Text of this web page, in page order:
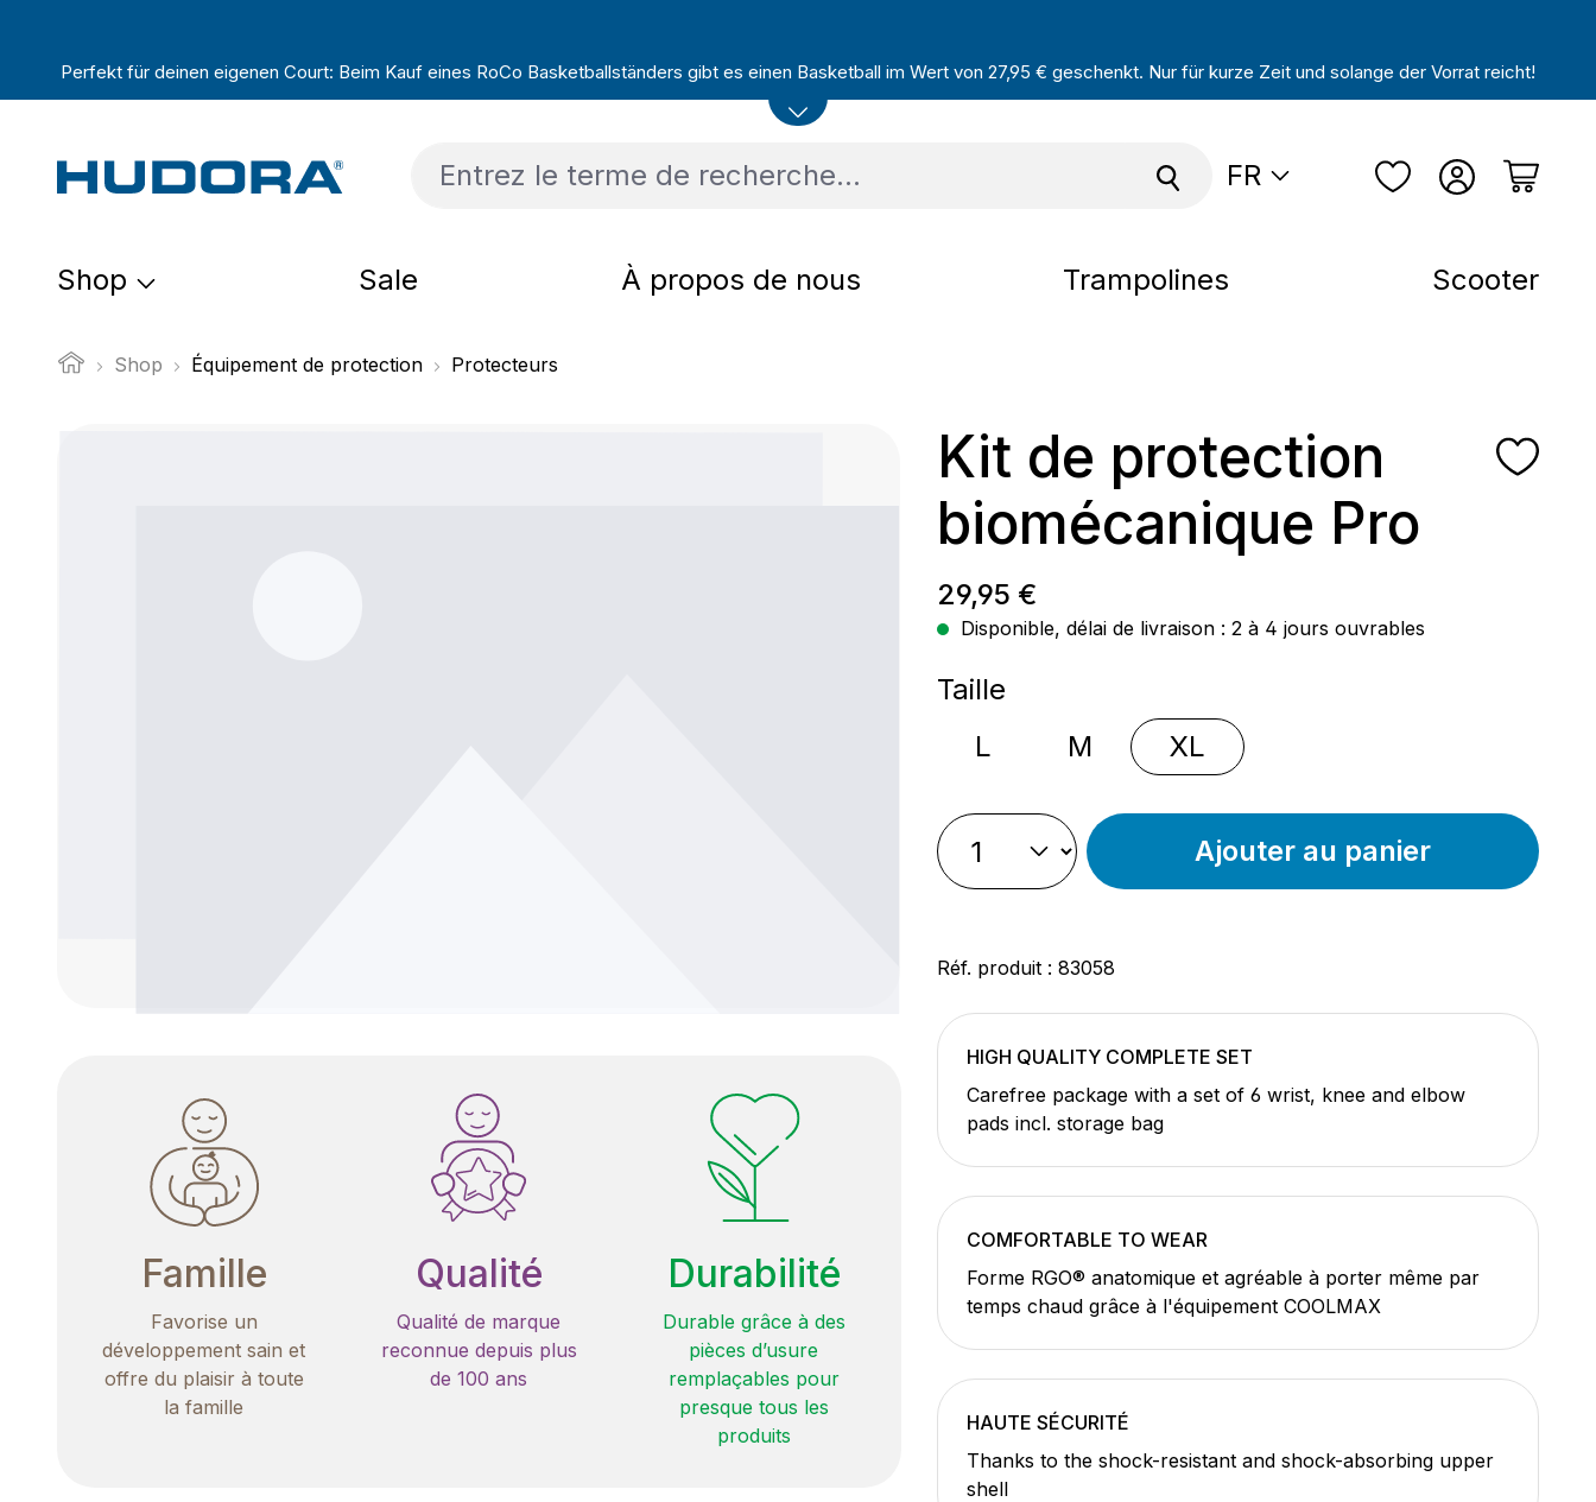
Perfekt für deinen eigenen Court: Beim Kauf eines RoCo Basketballständers gibt es einen Basketball im Wert von 27,95 € geschenkt. Nur für kurze Zeit und solange der Vorrat reicht!
FR
Shop Sale À propos de nous Trampolines Scooter
Shop Équipement de protection Protecteurs
Famille
Favorise un
développement sain et
offre du plaisir à toute
la famille
Qualité
Qualité de marque
reconnue depuis plus
de 100 ans
Durabilité
Durable grâce à des
pièces d’usure
remplaçables pour
presque tous les
produits
Kit de protection
biomécanique Pro
Prix régulier :
29,95 €
Disponible, délai de livraison : 2 à 4 jours ouvrables
Sélectionnez
Taille
L
M XL
Ajouter au panier
Réf. produit : 83058
HIGH QUALITY COMPLETE SET
Carefree package with a set of 6 wrist, knee and elbow
pads incl. storage bag
COMFORTABLE TO WEAR
Forme RGO® anatomique et agréable à porter même par
temps chaud grâce à l'équipement COOLMAX
HAUTE SÉCURITÉ
Thanks to the shock-resistant and shock-absorbing upper
shell